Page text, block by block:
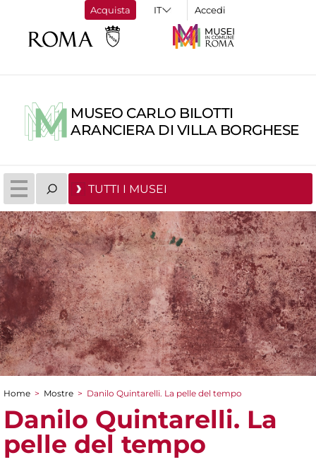
Acquista Accedi
MUSEO CARLO BILOTTI
ARANCIERA DI VILLA BORGHESE
TUTTI I MUSEI
Tu sei qui
Home > Mostre > Danilo Quintarelli. La pelle del tempo
Danilo Quintarelli. La
pelle del tempo